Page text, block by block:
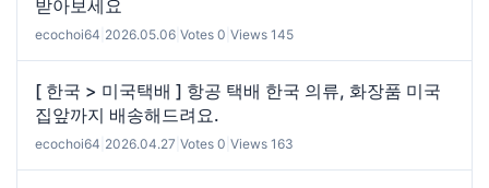
받아보세요
ecochoi64 2026.05.06 Votes 0 Views 145
[ 한국 > 미국택배 ] 항공 택배 한국 의류, 화장품 미국
집앞까지 배송해드려요.
ecochoi64 2026.04.27 Votes 0 Views 163